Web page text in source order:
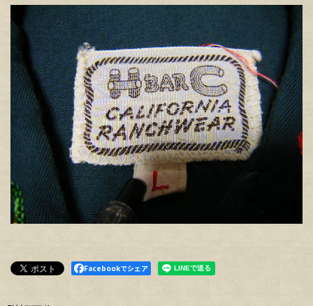
Facebookでシェア